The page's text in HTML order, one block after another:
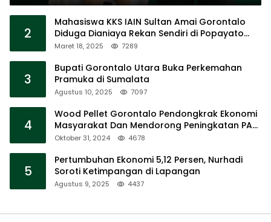
2
Mahasiswa KKS IAIN Sultan Amai Gorontalo
Diduga Dianiaya Rekan Sendiri di Popayato
Barat
Maret 18, 2025 7289
3
Bupati Gorontalo Utara Buka Perkemahan
Pramuka di Sumalata
Agustus 10, 2025 7097
4
Wood Pellet Gorontalo Pendongkrak Ekonomi
Masyarakat Dan Mendorong Peningkatan PAD
Gorontalo
Oktober 31, 2024 4678
5
Pertumbuhan Ekonomi 5,12 Persen, Nurhadi
Soroti Ketimpangan di Lapangan
Agustus 9, 2025 4437